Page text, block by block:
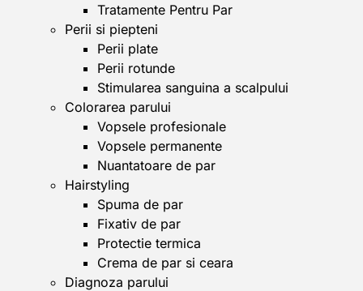
Tratamente Pentru Par
Perii si piepteni
Perii plate
Perii rotunde
Stimularea sanguina a scalpului
Colorarea parului
Vopsele profesionale
Vopsele permanente
Nuantatoare de par
Hairstyling
Spuma de par
Fixativ de par
Protectie termica
Crema de par si ceara
Diagnoza parului